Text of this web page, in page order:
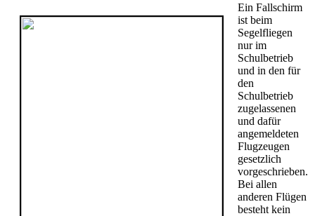
Ein Fallschirm
ist beim
Segelfliegen
nur im
Schulbetrieb
und in den für
den
Schulbetrieb
zugelassenen
und dafür
angemeldeten
Flugzeugen
gesetzlich
vorgeschrieben.
Bei allen
anderen Flügen
besteht kein